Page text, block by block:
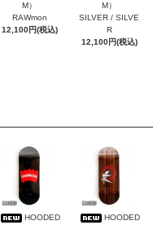
M）
RAWmon
12,100円(税込)
M）
SILVER / SILVE
R
12,100円(税込)
HOODED HOODED